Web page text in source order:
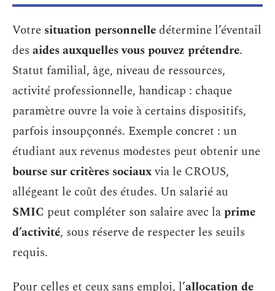
Votre situation personnelledétermine l’éventail
des aides auxquelles vous pouvez prétendre.
Statut familial, âge, niveau de ressources,
activité professionnelle, handicap : chaque
paramètre ouvre la voie à certains dispositifs,
parfois insoupçonnés. Exemple concret : un
étudiant aux revenus modestes peut obtenir une
bourse sur critères sociauxvia le CROUS,
allégeant le coût des études. Un salarié au
SMIC peut compléter son salaire avec laprime
d’activité, sous réserve de respecter les seuils
requis.
Pour celles et ceux sans emploi, l’allocation de